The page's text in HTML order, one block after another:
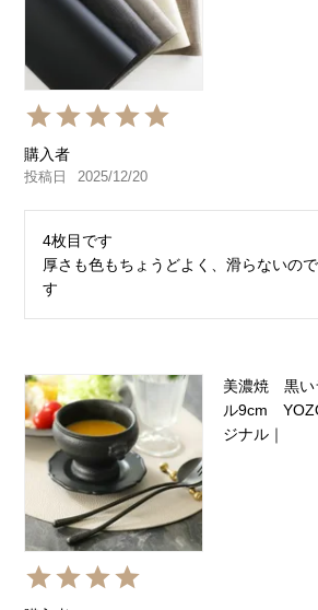
購入者
投稿日 2025/12/20
4枚目です
厚さも色もちょうどよく、滑らないの
す
美濃焼 黒い
ル9cm
ジナル｜